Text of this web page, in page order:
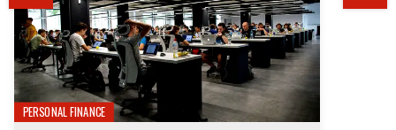
PERSONAL FINANCE